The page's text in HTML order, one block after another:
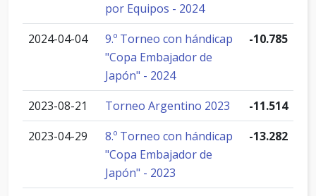
por Equipos - 2024
2024-04-04
9.º Torneo con hándicap
"Copa Embajador de
Japón" - 2024
-10.785
2023-08-21 Torneo Argentino 2023
-11.514
2023-04-29
8.º Torneo con hándicap
"Copa Embajador de
Japón" - 2023
-13.282